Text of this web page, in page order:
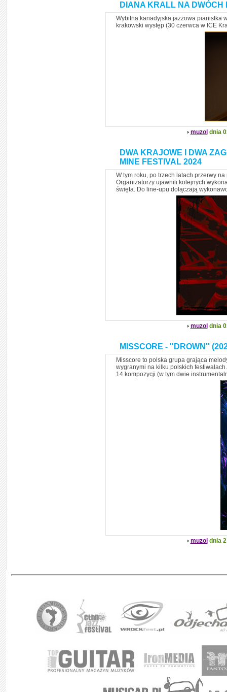
DIANA KRALL NA
Wybitna kanadyjska jazzowa pianistka
krakowski występ (30 czerwca w ICE
muzol dnia
DWA KRAJOWE I DWA
MINE FESTIVAL 2024
W tym roku, po trzech latach przerwy
Organizatorzy ujawnili kolejnych
święta. Do line-upu dołączają
muzol dnia
MISSCORE - ''DROWN''
Misscore to polska grupa grająca
wygranymi na kilku polskich
14 kompozycji (w tym dwie
muzol dnia